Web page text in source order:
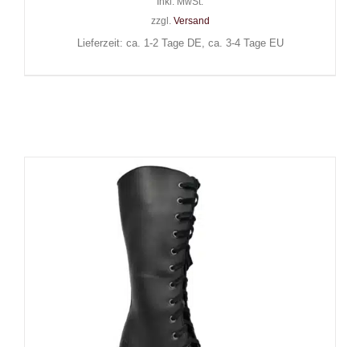
zzgl. Versand
Lieferzeit: ca. 1-2 Tage DE, ca. 3-4 Tage EU